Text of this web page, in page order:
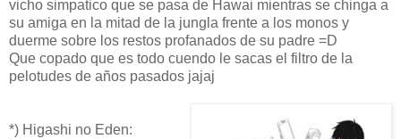
vicho simpatico que se pasa de Hawai mientras se chinga a
su amiga en la mitad de la jungla frente a los monos y
duerme sobre los restos profanados de su padre =D
Que copado que es todo cuendo le sacas el filtro de la
pelotudes de años pasados jajaj
*) Higashi no Eden: